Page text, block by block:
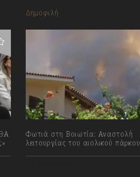
Δημοφιλή
Φωτιά στη Βοιωτία: Αναστολή
λειτουργίας του αιολικού πάρκου